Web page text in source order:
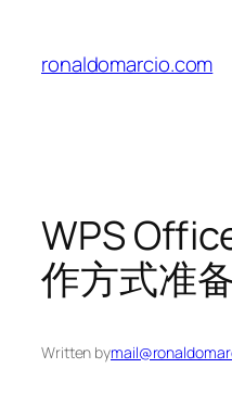
content
ronaldomarcio.com
WPS
作方式准
Written by